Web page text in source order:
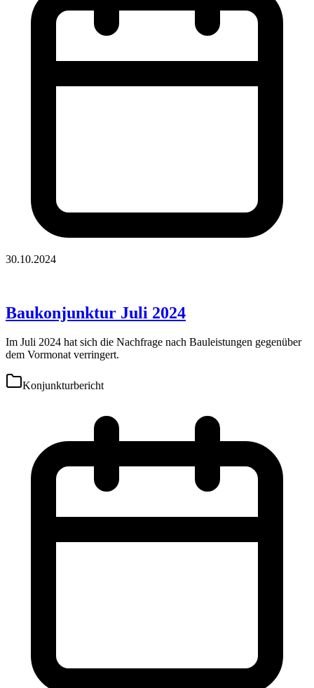
30.10.2024
Baukonjunktur Juli 2024
Im Juli 2024 hat sich die Nachfrage nach Bauleistungen gegenüber
dem Vormonat verringert.
Konjunkturbericht